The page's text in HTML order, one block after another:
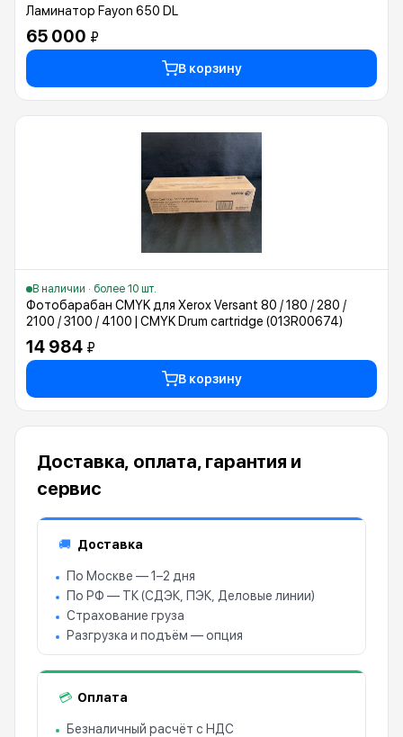
Ламинатор Fayon 650 DL
65 000 ₽
В корзину
В наличии · более 10 шт.
Фотобарабан CMYK для Xerox Versant 80 / 180 / 280 /
2100 / 3100 / 4100 | CMYK Drum cartridge (013R00674)
14 984 ₽
В корзину
Доставка, оплата, гарантия и
сервис
🚚 Доставка
По Москве — 1–2 дня
По РФ — ТК (СДЭК, ПЭК, Деловые линии)
Страхование груза
Разгрузка и подъём — опция
💳 Оплата
Безналичный расчёт с НДС